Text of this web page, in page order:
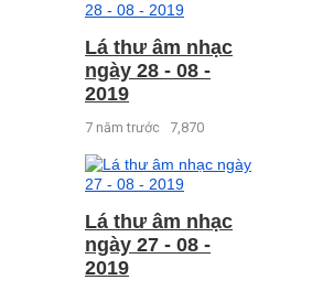
Lá thư âm nhạc
ngày 28 - 08 -
2019
7 năm trước 7,870
Lá thư âm nhạc
ngày 27 - 08 -
2019